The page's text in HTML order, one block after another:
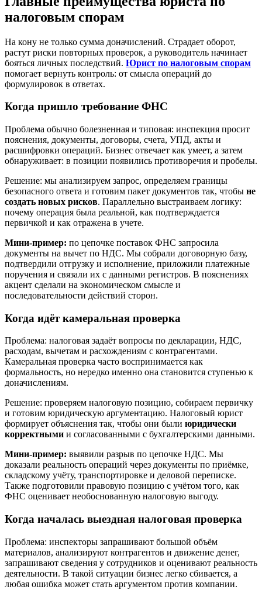
налоговым спорам
На кону не только сумма доначислений. Страдает оборот,
растут риски повторных проверок, а руководитель начинает
бояться личных последствий. Юрист по налоговым спорам
помогает вернуть контроль: от смысла операций до
формулировок в ответах.
Когда пришло требование ФНС
Проблема обычно болезненная и типовая: инспекция просит
пояснения, документы, договоры, счета, УПД, акты и
расшифровки операций. Бизнес отвечает как умеет, а затем
обнаруживает: в позиции появились противоречия и пробелы.
Решение: мы анализируем запрос, определяем границы
безопасного ответа и готовим пакет документов так, чтобы не
создать новых рисков. Параллельно выстраиваем логику:
почему операция была реальной, как подтверждается
первичкой и как отражена в учете.
Мини-пример: по цепочке поставок ФНС запросила
документы на вычет по НДС. Мы собрали договорную базу,
подтвердили отгрузку и исполнение, приложили платежные
поручения и связали их с данными регистров. В пояснениях
акцент сделали на экономическом смысле и
последовательности действий сторон.
Когда идёт камеральная проверка
Проблема: налоговая задаёт вопросы по декларации, НДС,
расходам, вычетам и расхождениям с контрагентами.
Камеральная проверка часто воспринимается как
формальность, но нередко именно она становится ступенью к
доначислениям.
Решение: проверяем налоговую позицию, собираем первичку
и готовим юридическую аргументацию. Налоговый юрист
формирует объяснения так, чтобы они были юридически
корректными и согласованными с бухгалтерскими данными.
Мини-пример: выявили разрыв по цепочке НДС. Мы
доказали реальность операций через документы по приёмке,
складскому учёту, транспортировке и деловой переписке.
Также подготовили правовую позицию с учётом того, как
ФНС оценивает необоснованную налоговую выгоду.
Когда началась выездная налоговая проверка
Проблема: инспекторы запрашивают большой объём
материалов, анализируют контрагентов и движение денег,
запрашивают сведения у сотрудников и оценивают реальность
деятельности. В такой ситуации бизнес легко сбивается, а
любая ошибка может стать аргументом против компании.